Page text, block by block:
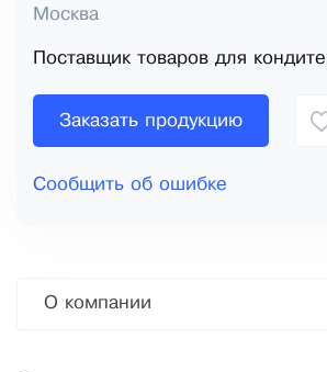
Москва
Поставщик товаров для
Заказать продукцию
Сообщить об ошибке
О компании